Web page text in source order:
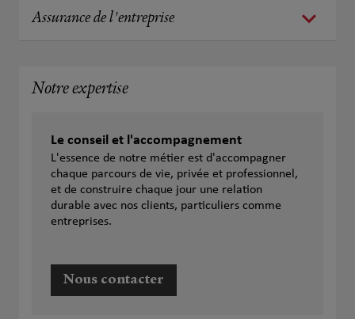
Assurance de l'entreprise
Notre expertise
Le conseil et l'accompagnement
L'essence de notre métier est d'accompagner
chaque parcours de vie, privée et professionnel,
et de construire chaque jour une relation
durable avec nos clients, particuliers comme
entreprises.
Nous contacter